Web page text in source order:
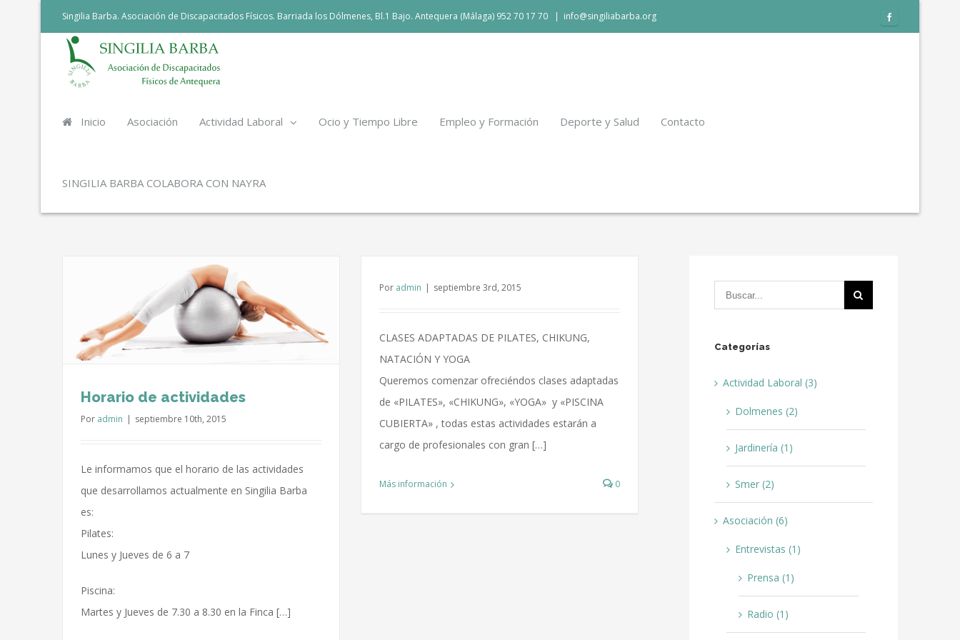
Singilia Barba. Asociación de Discapacitados Físicos. Barriada los Dólmenes, Bl.1 Bajo. Antequera (Málaga) 952 70 17 70 | info@singiliabarba.org
Inicio Asociación Actividad Laboral Ocio y Tiempo Libre Empleo y Formación Deporte y Salud Contacto
SINGILIA BARBA COLABORA CON NAYRA
Horario de actividades
Por admin | septiembre 10th, 2015
Le informamos que el horario de las actividades
que desarrollamos actualmente en Singilia Barba
es:
Pilates:
Lunes y Jueves de 6 a 7
Piscina:
Martes y Jueves de 7.30 a 8.30 en la Finca […]
Por admin | septiembre 3rd, 2015
CLASES ADAPTADAS DE PILATES, CHIKUNG,
NATACIÓN Y YOGA
Queremos comenzar ofreciéndos clases adaptadas
de «PILATES», «CHIKUNG», «YOGA» y «PISCINA
CUBIERTA» , todas estas actividades estarán a
cargo de profesionales con gran […]
Más información 0
Categorías
Actividad Laboral (3)
Dolmenes (2)
Jardinería (1)
Smer (2)
Asociación (6)
Entrevistas (1)
Prensa (1)
Radio (1)